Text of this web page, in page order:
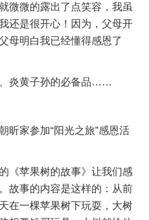
微微的露出了点笑容，我虽
还是很开心！因为，父母开
母明白我已经懂得感恩了
炎黄子孙的必备品……
昕家参加“阳光之旅”感恩活
《苹果树的故事》让我们感
故事的内容是这样的：从前
在一棵苹果树下玩耍，大树